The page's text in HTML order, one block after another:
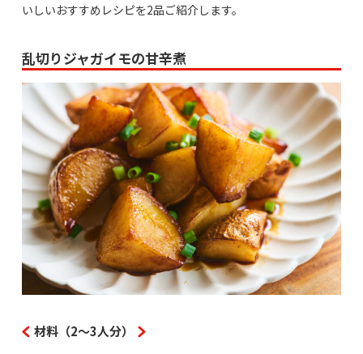
いしいおすすめレシピを2品ご紹介します。
乱切りジャガイモの甘辛煮
材料（2～3人分）